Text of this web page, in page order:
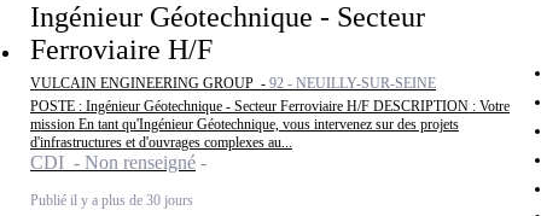
Ingénieur Géotechnique - Secteur
Ferroviaire H/F
VULCAIN ENGINEERING GROUP - 92 - NEUILLY-SUR-SEINE
POSTE : Ingénieur Géotechnique - Secteur Ferroviaire H/F DESCRIPTION : Votre
mission En tant qu'Ingénieur Géotechnique, vous intervenez sur des projets
d'infrastructures et d'ouvrages complexes au...
CDI - Non renseigné
Publié il y a plus de 30 jours